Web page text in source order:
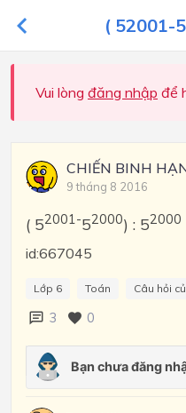
( 52001-
Vui lòng đăng nhập để
CHIẾN BINH
9 tháng 8 2016
( 52001-52000) : 52000
id:667045
Lớp 6 Toán Câu hỏi
3 0